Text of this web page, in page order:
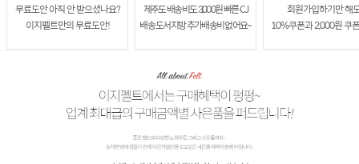
무료도안 아직 안 받으셨나요?
이지펠트만의 무료도안!
제주도 배송비도 3,000원 빠른 CJ
배송 도서지방 추가배송비 없어요~
회원가입하기만 해
10%쿠폰과 2,000원 쿠